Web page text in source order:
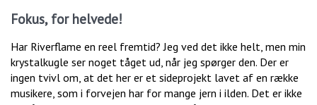
Fokus, for helvede!
Har Riverflame en reel fremtid? Jeg ved det ikke helt, men min
krystalkugle ser noget tåget ud, når jeg spørger den. Der er
ingen tvivl om, at det her er et sideprojekt lavet af en række
musikere, som i forvejen har for mange jern i ilden. Det er ikke